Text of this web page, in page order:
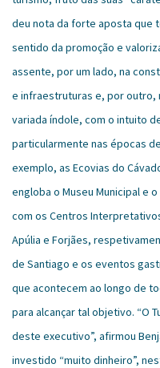
deu nota da forte aposta que
sentido da promoção e
assente, por um lado, na
e infraestruturas e, por outro,
variada índole, com o intuito
particularmente nas épocas
exemplo, as Ecovias do
engloba o Museu Municipal e
com os Centros
Apúlia e Forjães,
de Santiago e os eventos
que acontecem ao longo de
para alcançar tal objetivo. “O
deste executivo”, afirmou
investido “muito dinheiro”,